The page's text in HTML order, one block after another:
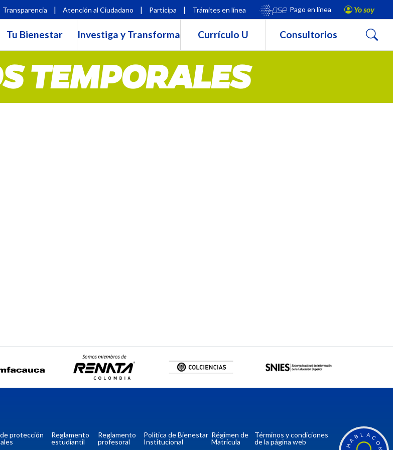
H
A
B L A C
O
N
Transparencia | Atención al Ciudadano | Participa | Trámites en línea Pago en línea Yo soy
Tu Bienestar Investiga y Transforma Currículo U Consultorios Buscar
TEMPORALES
protección
Reglamento
estudiantil
Reglamento
profesoral
Política de Bienestar
Institucional
Régimen de
Matrícula
Términos y condiciones
de la página web